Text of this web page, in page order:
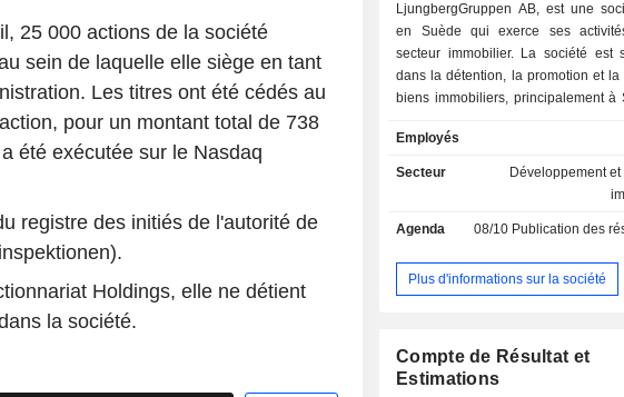
25 000actionsde la société
sein de laquelle elle siège en tant
. Les titres ont été cédés au
pour un montant total de 738
été exécutée sur le Nasdaq
registre des initiés de l'autorité de
Holdings, elle ne détient
la société.
LjungbergGruppen AB, est une
en Suède qui exerce ses
secteur immobilier. La société est
dans la détention, la promotion et la
biens immobiliers, principalement à
également des biens immobiliers à
Västerås et Halmstad. Son
immobilier comprend des
des biens immobiliers résidentiels.
l’intermédiaire d’un certain nombre
propriété exclusive, à savoir TL
LjungbergGruppen Holding AB,
Celtica et Atrium Fastigheter AB.
Employés
Secteur
Développement
Agenda 08/10 Publication des résultats
Plus d'informations sur la société
Compte de Résultat et
Estimations